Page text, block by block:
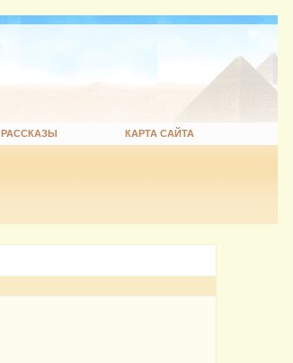
РАССКАЗЫ КАРТА САЙТА